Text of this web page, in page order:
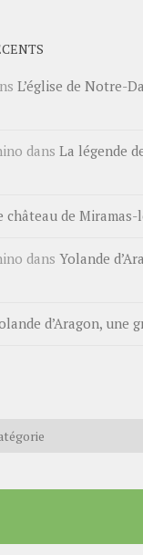
L’église de Notre-
dans La légende
château de Miramas-
dans Yolande
d’Aragon, une